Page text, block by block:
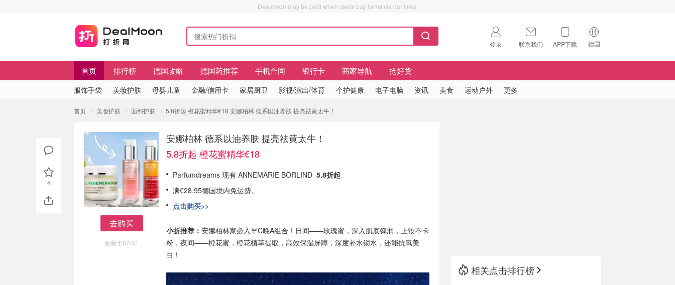
Dealmoon may be paid when users buy items via our links.
登录 联系我们 APP下载 德国
🇺🇸
首页 排行榜 德国攻略 德国药推荐 手机合同 银行卡 商家导航 抢好货
服饰手袋 美妆护肤 母婴儿童 金融/信用卡 家居厨卫 影视/演出/体育 个护健康 电子电脑 资讯 美食 运动户外 更多
首页 美妆护肤 面部护肤 5.8折起 橙花蜜精华€18 安娜柏林 德系以油养肤 提亮祛黄太牛！
去购买
更新于07-31
安娜柏林 德系以油养肤 提亮祛黄太牛！
5.8折起 橙花蜜精华€18
Parfumdreams 现有 ANNEMARIE BÖRLIND 5.8折起
满€28.95德国境内免运费。
点击购买>>
小折推荐： 安娜柏林家必入早C晚A组合！日间——玫瑰蜜，深入肌底弹润，上妆不卡
粉，夜间——橙花蜜，橙花植萃提取，高效保湿屏障，深度补水锁水，还能抗氧美
白！
4
相关点击排行榜